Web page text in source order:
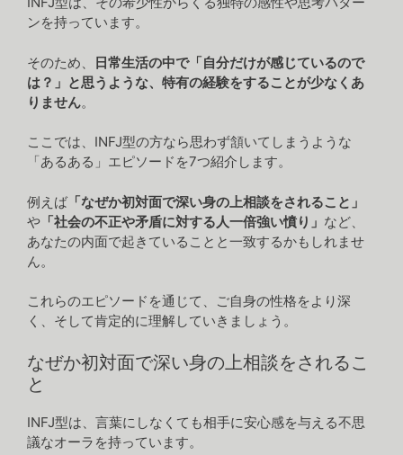
ンを持っています。
そのため、
日常生活の中で「自分だけが感じているので
は？」と思うような、特有の経験をすることが少なくあ
りません。
ここでは、INFJ型の方なら思わず頷いてしまうような
「あるある」エピソードを7つ紹介します。
例えば 「なぜか初対面で深い身の上相談をされること」
や 「社会の不正や矛盾に対する人一倍強い憤り」 など、
あなたの内面で起きていることと一致するかもしれませ
ん。
これらのエピソードを通じて、ご自身の性格をより深
く、そして肯定的に理解していきましょう。
なぜか初対面で深い身の上相談をされるこ
と
INFJ型は、言葉にしなくても相手に安心感を与える不思
議なオーラを持っています。